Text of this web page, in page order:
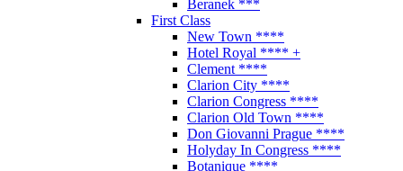
Beranek ***
First Class
New Town ****
Hotel Royal **** +
Clement ****
Clarion City ****
Clarion Congress ****
Clarion Old Town ****
Don Giovanni Prague ****
Holyday In Congress ****
Botanique ****